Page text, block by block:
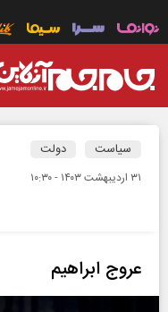
سیاست دولت
۳۱ ارديبهشت ۱۴۰۳ - ۱۰:۳۰
عروج ابراهیم